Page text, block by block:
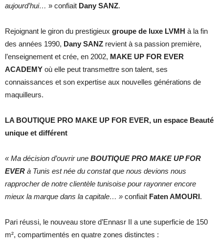
aujourd’hui… » confiait Dany SANZ.
Rejoignant le giron du prestigieux groupe de luxe LVMH à la fin
des années 1990, Dany SANZ revient à sa passion première,
l’enseignement et crée, en 2002, MAKE UP FOR EVER
ACADEMY où elle peut transmettre son talent, ses
connaissances et son expertise aux nouvelles générations de
maquilleurs.
LA BOUTIQUE PRO MAKE UP FOR EVER, un espace Beauté
unique et différent
« Ma décision d’ouvrir une BOUTIQUE PRO MAKE UP FOR
EVER à Tunis est née du constat que nous devions nous
rapprocher de notre clientèle tunisoise pour rayonner encore
mieux la marque dans la capitale… » confiait Faten AMOURI.
Pari réussi, le nouveau store d’Ennasr II a une superficie de 150
m², compartimentés en quatre zones distinctes :